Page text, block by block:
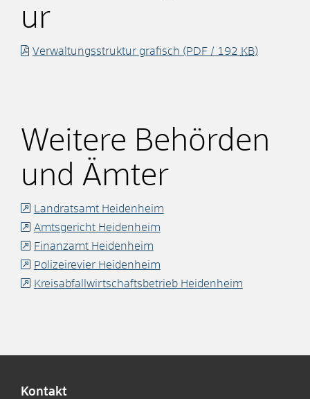
ur
Verwaltungsstruktur grafisch (PDF / 192 KB)
Weitere Behörden
und Ämter
Landratsamt Heidenheim
Amtsgericht Heidenheim
Finanzamt Heidenheim
Polizeirevier Heidenheim
Kreisabfallwirtschaftsbetrieb Heidenheim
Kontakt